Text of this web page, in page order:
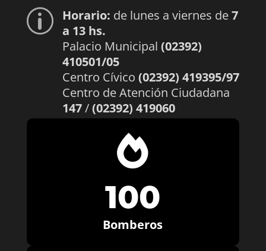
p Horario: de lunes a viernes de7
a 13 hs.
Palacio Municipal (02392)
410501/05
Centro Cívico (02392) 419395/97
Centro de Atención Ciudadana
147/(02392) 419060

100
Bomberos